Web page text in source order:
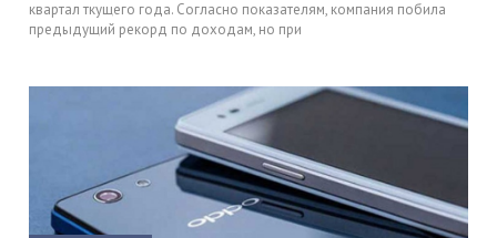
квартал ткущего года. Согласно показателям, компания побила
предыдущий рекорд по доходам, но при